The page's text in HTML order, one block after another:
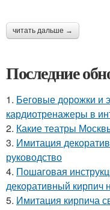
читать дальше →
Последние
1. Беговые дорожки и
кардиотренажеры в
2. Какие театры
3. Имитация
руководство
4. Пошаговая
декоративный кирпич
5. Имитация кирпича